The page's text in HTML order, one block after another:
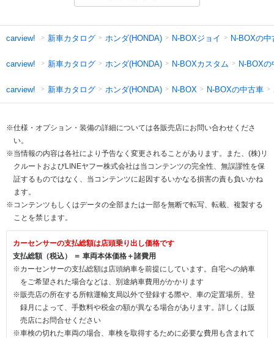
carview! 新車カタログ ホンダ(HONDA) N-BOXジョイ N-BOXの中
carview! 新車カタログ ホンダ(HONDA) N-BOXカスタム N-BOXの
carview! 新車カタログ ホンダ(HONDA) N-BOX N-BOXの中古車
※仕様・オプション・装備の詳細については各販売店にお問い合わせくださ
い。
※当情報の内容は各社により予告なく変更されることがあります。また、(株)リ
クルートおよびLINEヤフー株式会社は当コンテンツの完全性、無誤謬性を保
証するものではなく、当コンテンツに起因するいかなる損害の責も負いかね
ます。
※コンテンツもしくはデータの全部または一部を無断で転写、転載、複製する
ことを禁じます。
カーセンサーの支払総額は店頭乗り出し価格です
支払総額（税込） ＝ 車両本体価格＋諸費用
※カーセンサーの支払総額は店頭納車を前提にしています。自宅への納車
をご希望された場合などは、別途納車費用がかかります
※販売店の所在する所轄運輸支局以外で登録する際や、車の定置場所、登
録月によって、手数料や税金の額が異なる場合があります。詳しくは販
売店にお問合せください
※車検の切れた車両の場合、車検を取得するために必要な費用も含まれて